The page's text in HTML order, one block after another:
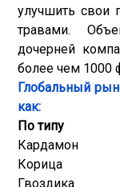
улучшить свои
травами.
дочерней
более чем 1000
Глобальный
как:
По типу
Кардамон
Корица
Гвоздика